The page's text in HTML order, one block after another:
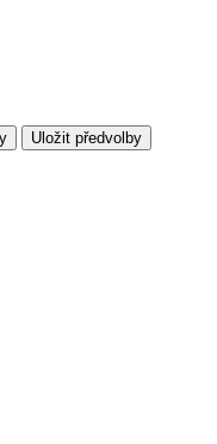
Uložit předvolby